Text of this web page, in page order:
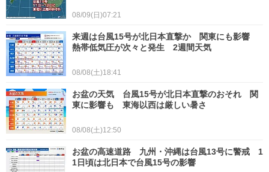
08/09(日)07:21
来週は台風15号が北日本直撃か 関東にも影響
熱帯低気圧が次々と発生 2週間天気
08/08(土)18:41
お盆の天気 台風15号が北日本直撃のおそれ 関
東に影響も 東海以西は厳しい暑さ
08/08(土)12:50
お盆の高速道路 九州・沖縄は台風13号に警戒 1
1日頃は北日本で台風15号の影響